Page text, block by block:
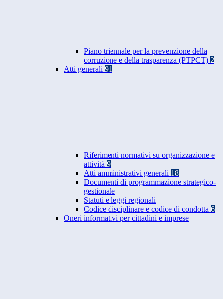
Piano triennale per la prevenzione della
corruzione e della trasparenza (PTPCT) 2
Atti generali 91
Riferimenti normativi su organizzazione e
attività 9
Atti amministrativi generali 18
Documenti di programmazione strategico-
gestionale
Statuti e leggi regionali
Codice disciplinare e codice di condotta 6
Oneri informativi per cittadini e imprese